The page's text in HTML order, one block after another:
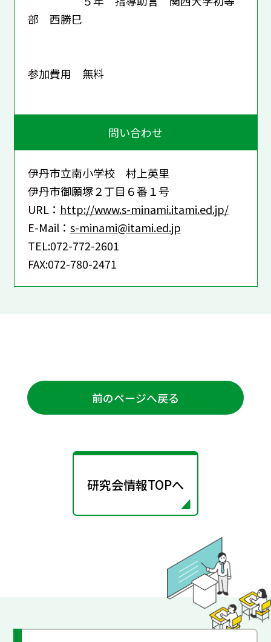
部 西勝巳
参加費用 無料
問い合わせ
伊丹市立南小学校 村上英里
伊丹市御願塚２丁目６番１号
URL： http://www.s-minami.itami.ed.jp/
E-Mail： s-minami@itami.ed.jp
TEL:072-772-2601
FAX:072-780-2471
前のページへ戻る
研究会情報TOPへ